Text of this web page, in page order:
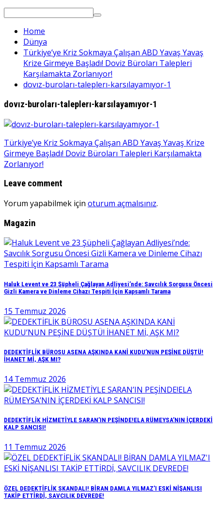
Search
Home
Dünya
Türkiye’ye Kriz Sokmaya Çalışan ABD Yavaş Yavaş
Krize Girmeye Başladı! Doviz Büroları Talepleri
Karşılamakta Zorlanıyor!
dovız-buroları-taleplerı-karsılayamıyor-1
dovız-buroları-taleplerı-karsılayamıyor-1
Yazı
gezinmesi
Türkiye’ye Kriz Sokmaya Çalışan ABD Yavaş Yavaş Krize
Girmeye Başladı! Doviz Büroları Talepleri Karşılamakta
Zorlanıyor!
Leave comment
Yorum yapabilmek için oturum açmalısınız.
Magazin
Haluk Levent ve 23 Şüpheli Çağlayan Adliyesi’nde: Savcılık Sorgusu Öncesi
Gizli Kamera ve Dinleme Cihazı Tespiti İçin Kapsamlı Tarama
15 Temmuz 2026
DEDEKTİFLİK BÜROSU ASENA AŞKINDA KANİ KUDU’NUN PEŞİNE DÜŞTÜ!
İHANET Mİ, AŞK MI?
14 Temmuz 2026
DEDEKTİFLİK HİZMETİYLE SARAN’IN PEŞİNDE!ELA RÜMEYSA’NIN İÇERDEKİ
KALP SANCISI!
11 Temmuz 2026
ÖZEL DEDEKTİFLİK SKANDALI! BİRAN DAMLA YILMAZ’I ESKİ NİŞANLISI
TAKİP ETTİRDİ, SAVCILIK DEVREDE!